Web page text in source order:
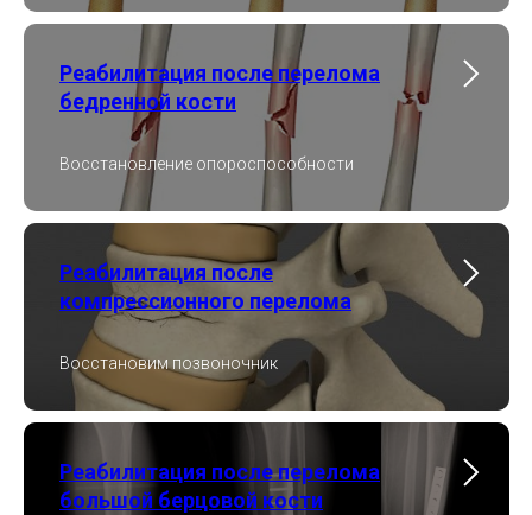
Реабилитация после перелома
бедренной кости
Восстановление опороспособности
Реабилитация после
компрессионного перелома
Восстановим позвоночник
Реабилитация после перелома
большой берцовой кости